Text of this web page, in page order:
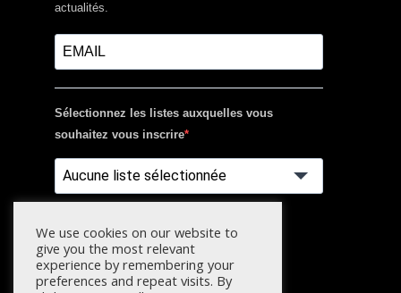
actualités.
Sélectionnez les listes auxquelles vous
souhaitez vous inscrire
Aucune liste sélectionnée
S'INSCRIRE
We use cookies on our website to
give you the most relevant
experience by remembering your
preferences and repeat visits. By